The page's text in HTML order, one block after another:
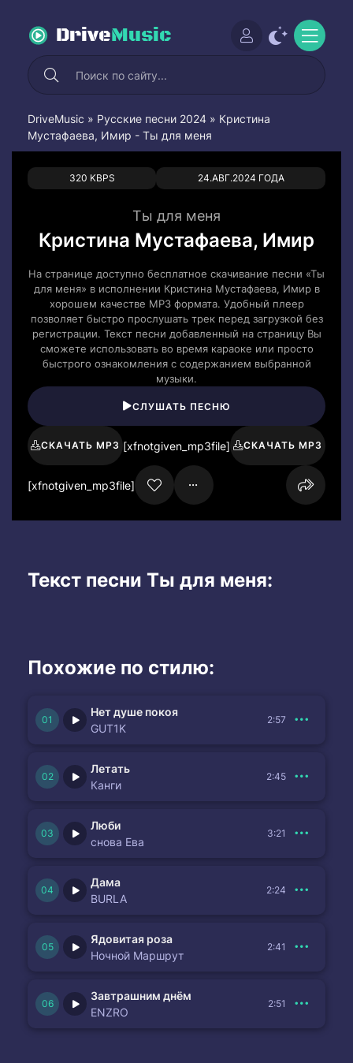
DriveMusic
DriveMusic » Русские песни 2024 » Кристина
Мустафаева, Имир - Ты для меня
320 KBPS 24.АВГ.2024 ГОДА
0 0
Ты для меня
Кристина Мустафаева, Имир
На странице доступно бесплатное скачивание песни «Ты
для меня» в исполнении Кристина Мустафаева, Имир в
хорошем качестве MP3 формата. Удобный плеер
позволяет быстро прослушать трек перед загрузкой без
регистрации. Текст песни добавленный на страницу Вы
сможете использовать во время караоке или просто
быстрого ознакомления с содержанием выбранной
музыки.
СЛУШАТЬ ПЕСНЮ
СКАЧАТЬ MP3 [xfnotgiven_mp3file] СКАЧАТЬ MP3
[xfnotgiven_mp3file]
Текст песни Ты для меня:
Похожие по стилю:
Нет душе покоя
GUT1K
2:57
Летать
Канги
2:45
Люби
снова Ева
3:21
Дама
BURLA
2:24
Ядовитая роза
Ночной Маршрут
2:41
Завтрашним днём
ENZRO
2:51